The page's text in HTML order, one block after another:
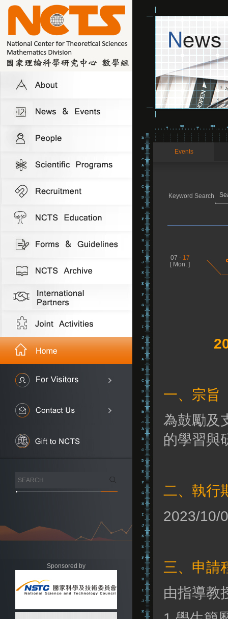
Sponsored by
Events
Keyword Search
07 -17
[ Mon. ]
一、宗旨
為鼓勵及
的學習與
二、執行
2023/10/
三、申請
由指導教